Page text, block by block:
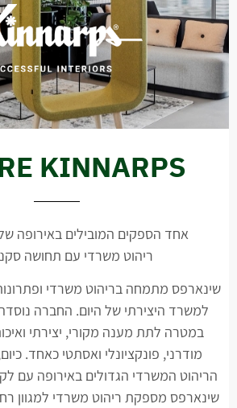
KINNARPS
אחד הספקים המובילים באירופה
ריהוט משרדי עם תחושה
שינארפס מתמחה בריהוט משרדי
למשרד היצירתי של היום. החברה
במטרה לתת מענה מקורי, יצירתי
מודרני, פונקציונלי ואסתטי כאחד.
הריהוט המשרדי הגדולים באירופה עם לקוחות
שינארפס מספקת ריהוט משרדי למגוון